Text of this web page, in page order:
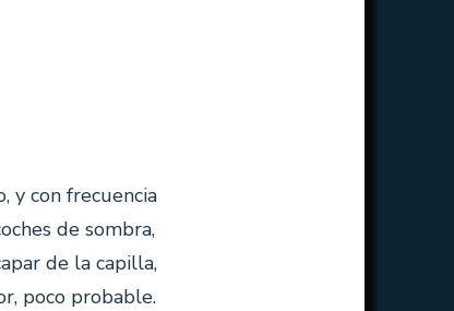
y con frecuencia
de sombra,
de la capilla,
poco probable.